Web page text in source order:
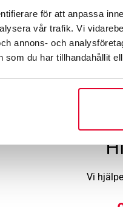
för att anpassa
vår trafik. Vi
annons- och
som du har tillhandahållit
Vi